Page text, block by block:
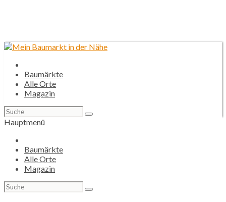
Baumärkte
Alle Orte
Magazin
Suchen
nach:
Hauptmenü
Baumärkte
Alle Orte
Magazin
Suchen
nach: